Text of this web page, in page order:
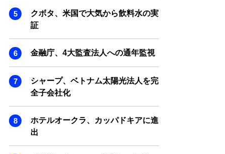
クボタ、米国で大気から飲料水の実
証
金融庁、4大監査法人への通年監視
シャープ、ベトナム太陽光法人を完
全子会社化
ホテルオークラ、カッパドキアに進
出